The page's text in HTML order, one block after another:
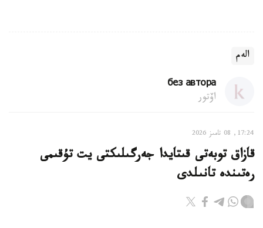
الەم
без автора
اۆتور
17:24, 08 تامىز 2026
قازاق توبەتى قىتايدا جەرگىلىكتى يت تۇقىمى
رەتىندە تانىلدى